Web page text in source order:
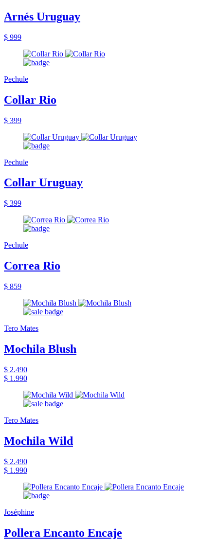
Arnés Uruguay
$ 999
Pechule
Collar Rio
$ 399
Pechule
Collar Uruguay
$ 399
Pechule
Correa Rio
$ 859
Tero Mates
Mochila Blush
$ 2.490
$ 1.990
Tero Mates
Mochila Wild
$ 2.490
$ 1.990
Joséphine
Pollera Encanto Encaje